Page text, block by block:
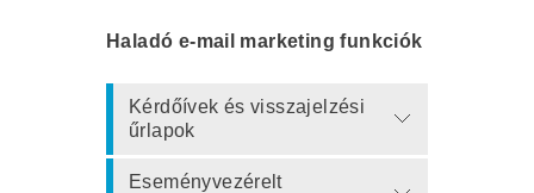
Haladó e-mail marketing funkciók
Kérdőívek és visszajelzési
űrlapok
Eseményvezérelt